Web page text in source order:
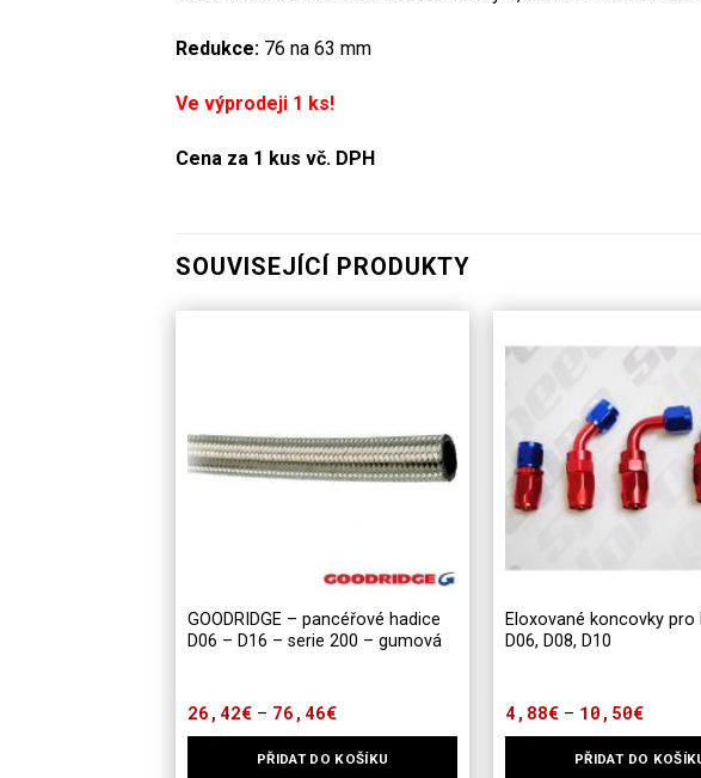
Redukce: 76 na 63 mm
Ve výprodeji 1 ks!
Cena za 1 kus vč. DPH
SOUVISEJÍCÍ PRODUKTY
GOODRIDGE – pancéřové hadice
D06 – D16 – serie 200 – gumová
26,42€ – 76,46€Rozpětí
až
PŘIDAT DO KOŠÍKU
Eloxované koncovky pro
D06, D08, D10
4,88€ – 10,50€Rozpětí
až
PŘIDAT DO